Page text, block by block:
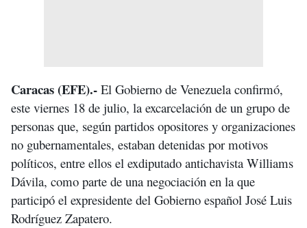
Caracas (EFE).- El Gobierno de Venezuela confirmó,
este viernes 18 de julio, la excarcelación de un grupo de
personas que, según partidos opositores y organizaciones
no gubernamentales, estaban detenidas por motivos
políticos, entre ellos el exdiputado antichavista Williams
Dávila, como parte de una negociación en la que
participó el expresidente del Gobierno español José Luis
Rodríguez Zapatero.